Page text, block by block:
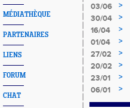
MÉDIATHÈQUE
PARTENAIRES
LIENS
FORUM
CHAT
03/06
>
30/04
>
16/04
>
01/04
>
27/02
>
20/02
>
23/01
>
06/01
>